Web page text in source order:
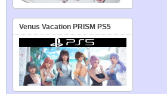
Venus Vacation PRISM PS5